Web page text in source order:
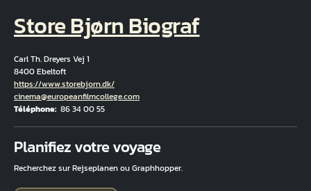
Store Bjørn Biograf
Carl Th. Dreyers Vej 1
8400 Ebeltoft
Hjemmeside
https://www.storebjorn.dk/
Courriel
cinema@europeanfilmcollege.com
Téléphone 86 34 00 55
Planifiez votre voyage
Recherchez sur Rejseplanen ou Graphhopper.